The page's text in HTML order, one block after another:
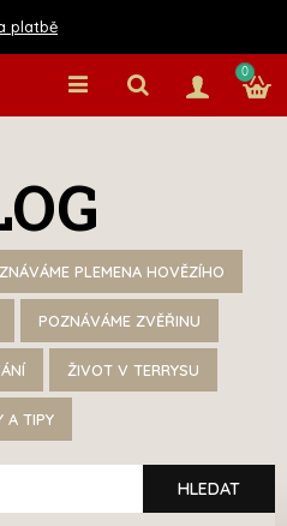
platbě
0
PLEMENA HOVĚZÍHO
POZNÁVÁME ZVĚŘINU
ŽIVOT V TERRYSU
A TIPY